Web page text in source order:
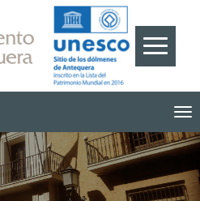
???
|